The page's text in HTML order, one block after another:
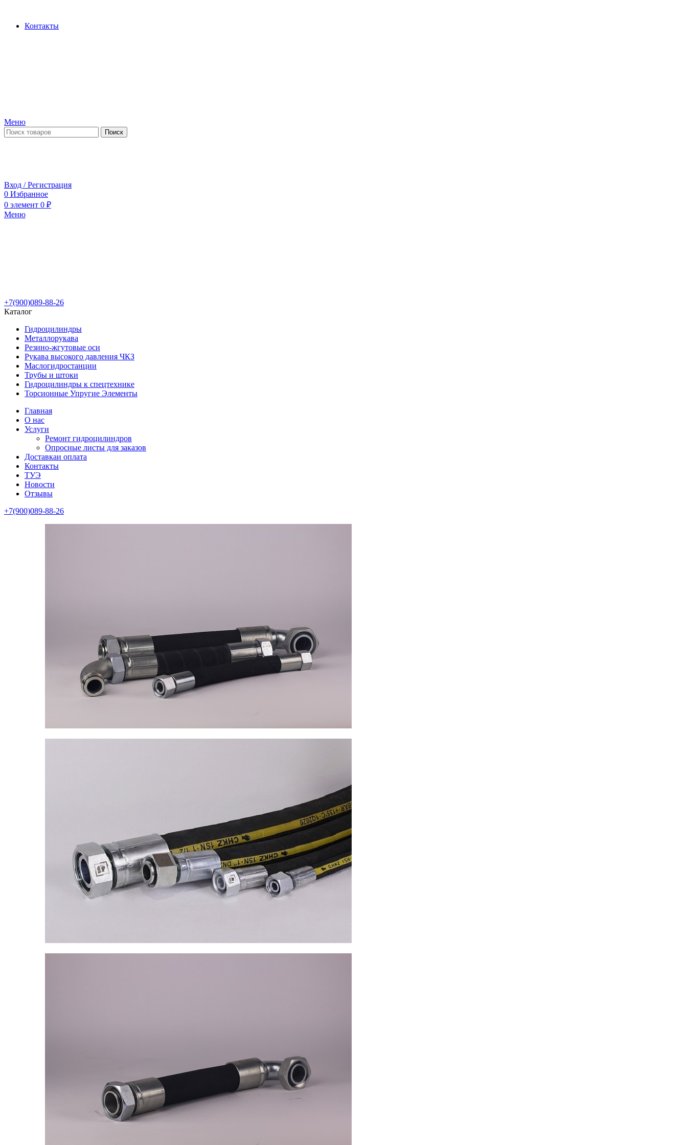
Контакты
Меню
Поиск
Вход / Регистрация
0 Избранное
0 элемент 0 ₽
Меню
+7(900)089-88-26
Каталог
Гидроцилиндры
Металлорукава
Резино-жгутовые оси
Рукава высокого давления ЧКЗ
Маслогидростанции
Трубы и штоки
Гидроцилиндры к спецтехнике
Торсионные Упругие Элементы
Главная
О нас
Услуги
Ремонт гидроцилиндров
Опросные листы для заказов
Доставкаи оплата
Контакты
ТУЭ
Новости
Отзывы
+7(900)089-88-26